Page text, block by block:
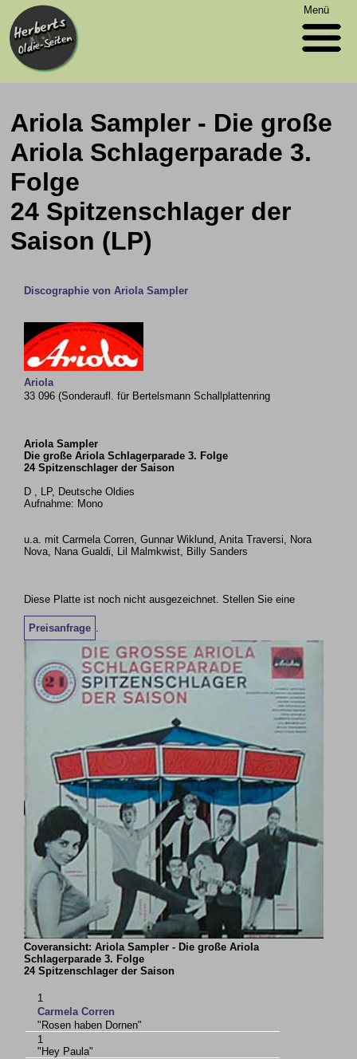
Menü
Ariola Sampler - Die große
Ariola Schlagerparade 3.
Folge
24 Spitzenschlager der
Saison (LP)
Discographie von Ariola Sampler
Ariola
33 096 (Sonderaufl. für Bertelsmann Schallplattenring
Ariola Sampler
Die große Ariola Schlagerparade 3. Folge
24 Spitzenschlager der Saison
D , LP, Deutsche Oldies
Aufnahme: Mono
u.a. mit Carmela Corren, Gunnar Wiklund, Anita Traversi, Nora
Nova, Nana Gualdi, Lil Malmkwist, Billy Sanders
Diese Platte ist noch nicht ausgezeichnet. Stellen Sie eine
Preisanfrage
Coveransicht: Ariola Sampler - Die große Ariola
Schlagerparade 3. Folge
24 Spitzenschlager der Saison
1
Carmela Corren
"Rosen haben Dornen"
1
"Hey Paula"